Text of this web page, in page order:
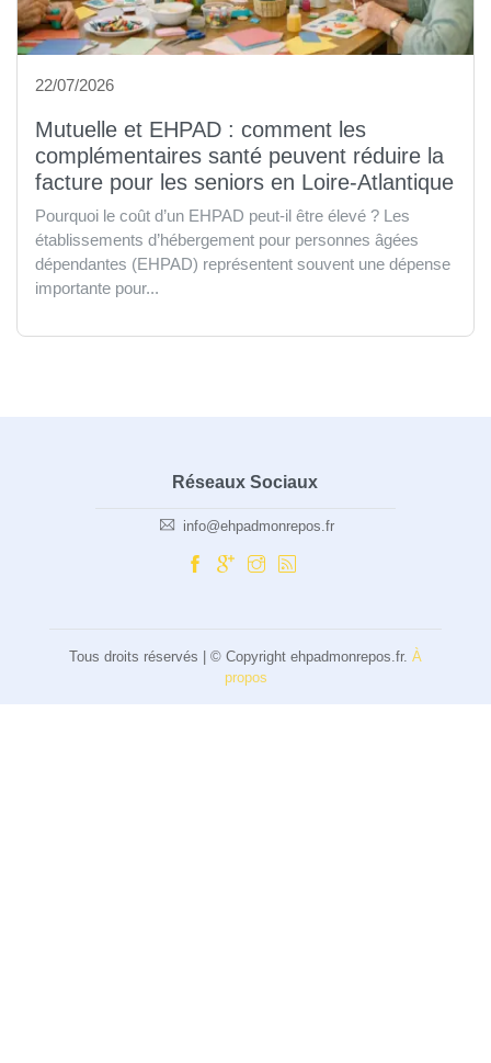
22/07/2026
Mutuelle et EHPAD : comment les
complémentaires santé peuvent réduire la
facture pour les seniors en Loire-Atlantique
Pourquoi le coût d’un EHPAD peut-il être élevé ? Les
établissements d’hébergement pour personnes âgées
dépendantes (EHPAD) représentent souvent une dépense
importante pour...
Réseaux Sociaux
info@ehpadmonrepos.fr
Tous droits réservés | © Copyright ehpadmonrepos.fr. À
propos